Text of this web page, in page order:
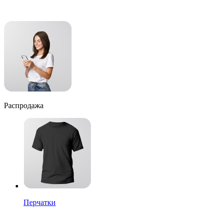
Распродажа
Перчатки